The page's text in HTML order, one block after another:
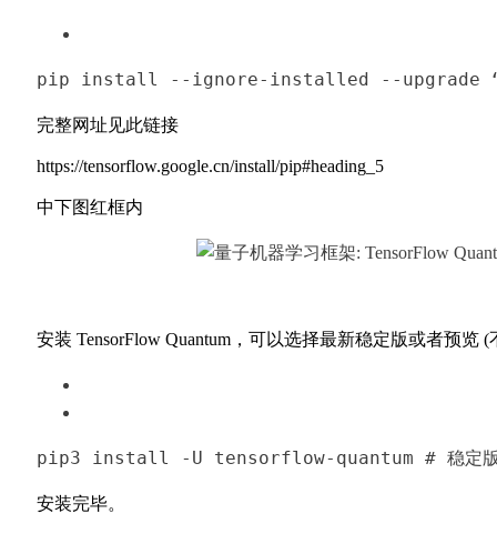
pip install --ignore-installed --upgrade “
完整网址见此链接
https://tensorflow.google.cn/install/pip#heading_5
中下图红框内
安装 TensorFlow Quantum，可以选择最新稳定版或者预览 (
pip3 install -U tensorflow-quantum # 稳定
安装完毕。